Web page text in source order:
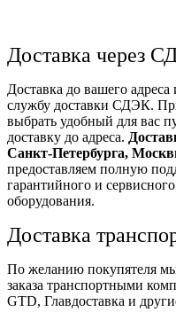
Доставка через
Доставка до вашего
службу доставки СДЭК.
выбрать удобный для вас
доставку до адреса.
Санкт-Петербурга,
предоставляем полную
гарантийного и
оборудования.
Доставка
По желанию покупятеля
заказа транспортными
GTD, Главдоставка и